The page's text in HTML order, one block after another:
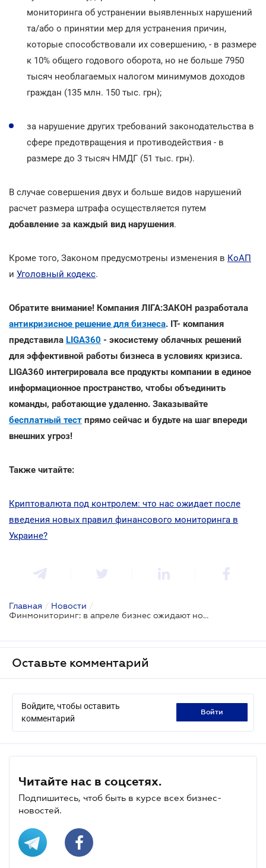
мониторинга об устранении выявленных нарушений
та/або о принятии мер для устранения причин,
которые способствовали их совершению, - в размере
к 10% общего годового оборота, но не больше 7950
тысяч необлагаемых налогом минимумов доходов
граждан (135 млн. 150 тыс. грн);
за нарушение других требований законодательства в
сфере предотвращения и противодействия - в
размере до 3 тысяч НМДГ (51 тыс. грн).
В случае совершения двух и больше видов нарушений
расчет размера штрафа осуществляется путем
добавление за каждый вид нарушения.
Кроме того, Законом предусмотрены изменения в КоАП
и Уголовный кодекс.
Обратите внимание! Компания ЛІГА:ЗАКОН разработала
антикризисное решение для бизнеса. IT- компания
представила LIGA360 - экосистему облачных решений
для эффективной работы бизнеса в условиях кризиса.
LIGA360 интегрировала все продукты компании в единое
информационное пространство, чтобы объединить
команды, работающие удаленно. Заказывайте
бесплатный тест прямо сейчас и будьте на шаг впереди
внешних угроз!
Также читайте:
Криптовалюта под контролем: что нас ожидает после
введения новых правил финансового мониторинга в
Украине?
Главная / Новости /
Финмониторинг: в апреле бизнес ожидают новые штрафы
Оставьте комментарий
Войдите, чтобы оставить
комментарий
войти
Читайте нас в соцсетях.
Подпишитесь, чтоб быть в курсе всех бизнес-
новостей.